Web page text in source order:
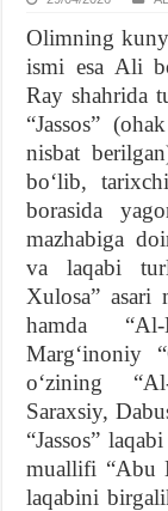
Olimning
ismi esa Ali
Ray shahrida
“Jassos”
nisbat
bo‘lib,
borasida
mazhabiga
va laqabi
Xulosa” asari
hamda
Marg‘inoniy
o‘zining
Saraxsiy,
“Jassos”
muallifi “Abu
laqabini